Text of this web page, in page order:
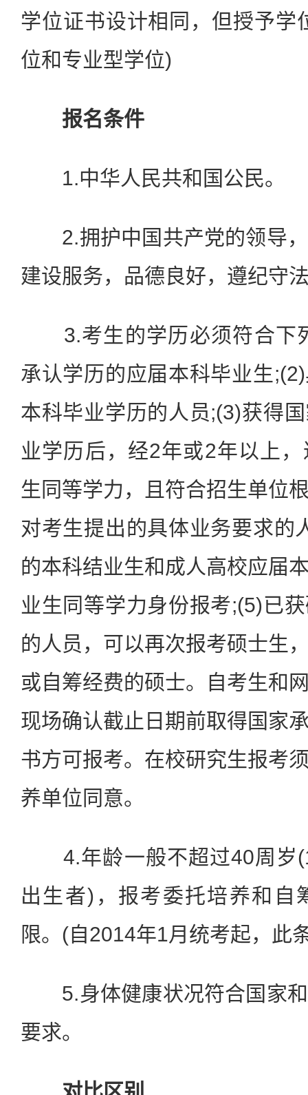
学位证书设计相同，但授予学
位和专业型学位)
报名条件
1.中华人民共和国公民。
2.拥护中国共产党的领导，
建设服务，品德良好，遵纪守
3.考生的学历必须符合下
承认学历的应届本科毕业生
本科毕业学历的人员;(3)获得
业学历后，经2年或2年以上
生同等学力，且符合招生单位
对考生提出的具体业务要求的
的本科结业生和成人高校应届
业生同等学力身份报考;(5)已
的人员，可以再次报考硕士生
或自筹经费的硕士。自考生和
现场确认截止日期前取得国家
书方可报考。在校研究生报考
养单位同意。
4.年龄一般不超过40周岁
出生者)，报考委托培养和自
限。(自2014年1月统考起，此
5.身体健康状况符合国家和
要求。